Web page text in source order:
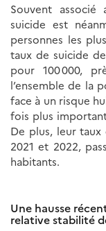
Souvent
suicide est
personnes les
taux de suicide
pour 100 000,
l’ensemble de la
face à un risque
fois plus
De plus, leur
2021 et 2022,
habitants.
Une hausse
relative stabilité